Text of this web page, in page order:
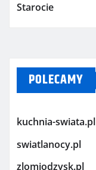
Starocie
POLECAMY
kuchnia-swiata.pl
swiatlanocy.pl
zlomiodzysk.pl